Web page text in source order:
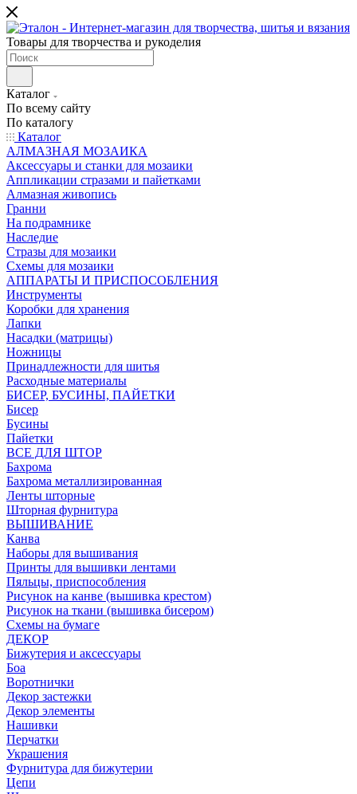
Товары для творчества и рукоделия
Каталог
По всему сайту
По каталогу
Каталог
АЛМАЗНАЯ МОЗАИКА
Аксессуары и станки для мозаики
Аппликации стразами и пайетками
Алмазная живопись
Гранни
На подрамнике
Наследие
Стразы для мозаики
Схемы для мозаики
АППАРАТЫ И ПРИСПОСОБЛЕНИЯ
Инструменты
Коробки для хранения
Лапки
Насадки (матрицы)
Ножницы
Принадлежности для шитья
Расходные материалы
БИСЕР, БУСИНЫ, ПАЙЕТКИ
Бисер
Бусины
Пайетки
ВСЕ ДЛЯ ШТОР
Бахрома
Бахрома металлизированная
Ленты шторные
Шторная фурнитура
ВЫШИВАНИЕ
Канва
Наборы для вышивания
Принты для вышивки лентами
Пяльцы, приспособления
Рисунок на канве (вышивка крестом)
Рисунок на ткани (вышивка бисером)
Схемы на бумаге
ДЕКОР
Бижутерия и аксессуары
Боа
Воротнички
Декор застежки
Декор элементы
Нашивки
Перчатки
Украшения
Фурнитура для бижутерии
Цепи